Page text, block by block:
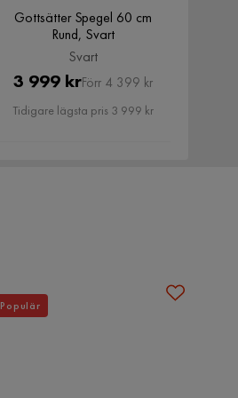
Gottsätter Spegel 60 cm
Rund, Svart
Svart
Pris
3 999 krOriginal
Pris
Förr 4 399 kr
Tidigare lägsta pris 3 999 kr
Populär